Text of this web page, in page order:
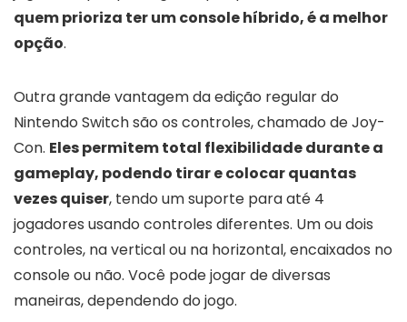
quem prioriza ter um console híbrido, é a melhor
opção.
Outra grande vantagem da edição regular do
Nintendo Switch são os controles, chamado de Joy-
Con. Eles permitem total flexibilidade durante a
gameplay, podendo tirar e colocar quantas
vezes quiser, tendo um suporte para até 4
jogadores usando controles diferentes. Um ou dois
controles, na vertical ou na horizontal, encaixados no
console ou não. Você pode jogar de diversas
maneiras, dependendo do jogo.